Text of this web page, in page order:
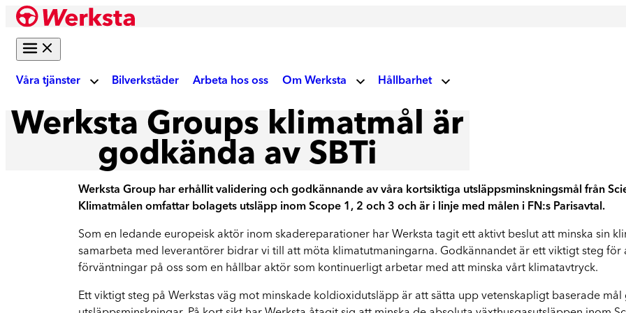
Hoppa
innehåll
Våra tjänster
Gör digital fotobesiktning eller boka tid på
Auktoriserad skadeverkstad
Reparation enligt tillverkarens krav
Krockskador
Glas
Lagning av stenskott och byte av vindruta
Bilverkstäder Arbeta hos oss Om Werksta
Om oss
Aktuellt
Werksta Group
Hållbarhet
Miljö- och klimatansvar
Våra vägvisare
Corporate Governance
Läs mer om våra prioriteringar
Ta del av våra rapporter
Werksta Groups klimatmål är
godkända av SBTi
Werksta Group har erhållit validering och godkännande av våra kortsiktiga utsläppsminskningsmål från
Klimatmålen omfattar bolagets utsläpp inom Scope 1, 2 och 3 och är i linje med målen i FN:s Parisavtal.
Som en ledande europeisk aktör inom skadereparationer har Werksta tagit ett aktivt beslut att minska sin
samarbeta med leverantörer bidrar vi till att möta klimatutmaningarna. Godkännandet är ett viktigt steg för
förväntningar på oss som en hållbar aktör som kontinuerligt arbetar med att minska vårt klimatavtryck.
Ett viktigt steg på Werkstas väg mot minskade koldioxidutsläpp är att sätta upp vetenskapligt baserade